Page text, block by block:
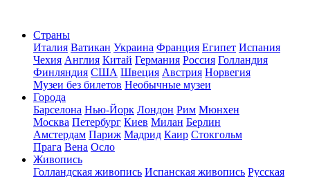
Страны
Италия Ватикан Украина Франция Египет Испания
Чехия Англия Китай Германия Россия Голландия
Финляндия США Швеция Австрия Норвегия
Музеи без билетов Необычные музеи
Города
Барселона Нью-Йорк Лондон Рим Мюнхен
Москва Петербург Киев Милан Берлин
Амстердам Париж Мадрид Каир Стокгольм
Прага Вена Осло
Живопись
Голландская живопись Испанская живопись Русская